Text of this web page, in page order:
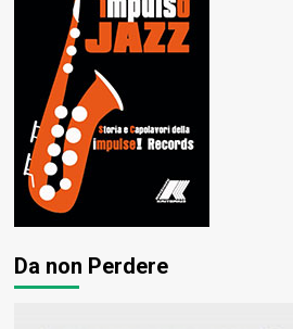
Da non Perdere